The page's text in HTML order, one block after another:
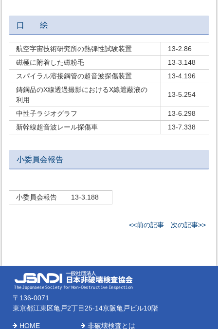
口 絵
航空字宙技術研究所の熱弾性試験装置
13-2.86
磁極に附着した磁粉毛
13-3.148
スパイラル溶接鋼管の超音波探傷装置
13-4.196
鋳鋼品のX線透過撮影におけるX線遮蔽液の
利用
13-5.254
中性子ラジオグラフ
13-6.298
新幹線超音波レール探傷車
13-7.338
小委員会報告
小委員会報告 13-3.188
<<前の記事 次の記事>>
〒136-0071
東京都江東区亀戸2丁目25-14京阪亀戸ビル10階
HOME 非破壊検査とは